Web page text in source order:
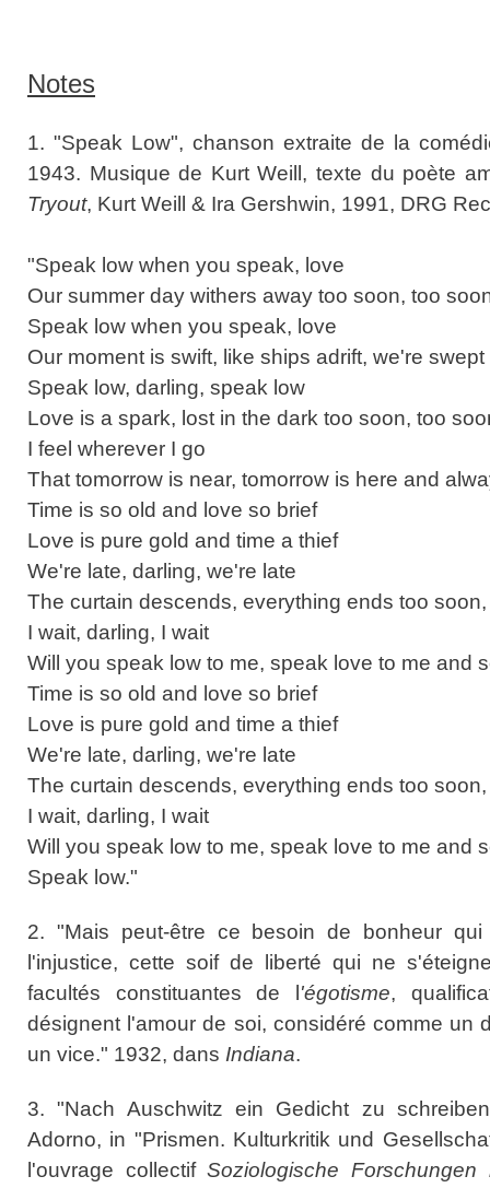
Notes
1. "Speak Low", chanson extraite de la
1943. Musique de Kurt Weill, texte du poète
Tryout, Kurt Weill & Ira Gershwin, 1991, DRG
"Speak low when you speak, love
Our summer day withers away too soon, too
Speak low when you speak, love
Our moment is swift, like ships adrift, we're
Speak low, darling, speak low
Love is a spark, lost in the dark too soon, too
I feel wherever I go
That tomorrow is near, tomorrow is here and
Time is so old and love so brief
Love is pure gold and time a thief
We're late, darling, we're late
The curtain descends, everything ends too
I wait, darling, I wait
Will you speak low to me, speak love to me and
Time is so old and love so brief
Love is pure gold and time a thief
We're late, darling, we're late
The curtain descends, everything ends too
I wait, darling, I wait
Will you speak low to me, speak love to me and
Speak low."
2. "Mais peut-être ce besoin de bonheur
l'injustice, cette soif de liberté qui ne
facultés constituantes de l
'égotisme,
désignent l'amour de soi, considéré comme un
un vice." 1932, dans Indiana.
3. "Nach Auschwitz ein Gedicht zu
Adorno, in "Prismen. Kulturkritik und
l'ouvrage collectifSoziologische Forschungen